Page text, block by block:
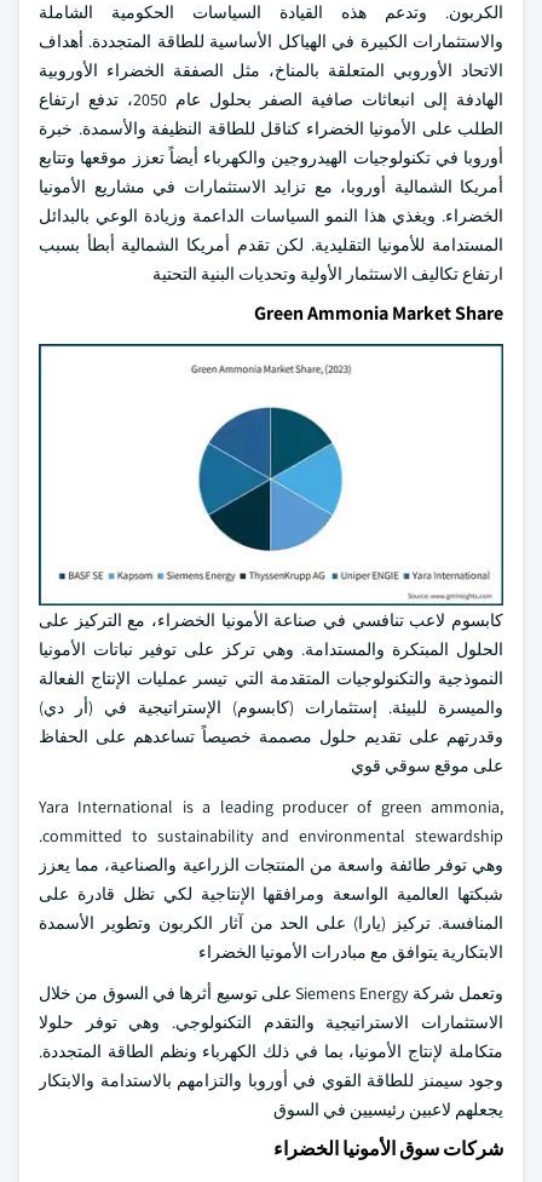
الكربون. وتدعم هذه القيادة السياسات الحكومية الشاملة
والاستثمارات الكبيرة في الهياكل الأساسية للطاقة المتجددة. أهداف
الاتحاد الأوروبي المتعلقة بالمناخ، مثل الصفقة الخضراء الأوروبية
الهادفة إلى انبعاثات صافية الصفر بحلول عام 2050، تدفع ارتفاع
الطلب على الأمونيا الخضراء كناقل للطاقة النظيفة والأسمدة. خبرة
أوروبا في تكنولوجيات الهيدروجين والكهرباء أيضاً تعزز موقعها وتتابع
أمريكا الشمالية أوروبا، مع تزايد الاستثمارات في مشاريع الأمونيا
الخضراء. ويغذي هذا النمو السياسات الداعمة وزيادة الوعي بالبدائل
المستدامة للأمونيا التقليدية. لكن تقدم أمريكا الشمالية أبطأ بسبب
ارتفاع تكاليف الاستثمار الأولية وتحديات البنية التحتية
Green Ammonia Market Share
كابسوم لاعب تنافسي في صناعة الأمونيا الخضراء، مع التركيز على
الحلول المبتكرة والمستدامة. وهي تركز على توفير نباتات الأمونيا
النموذجية والتكنولوجيات المتقدمة التي تيسر عمليات الإنتاج الفعالة
والميسرة للبيئة. إستثمارات (كابسوم) الإستراتيجية في (أر دي)
وقدرتهم على تقديم حلول مصممة خصيصاً تساعدهم على الحفاظ
على موقع سوقي قوي
Yara International is a leading producer of green ammonia,
committed to sustainability and environmental stewardship.
وهي توفر طائفة واسعة من المنتجات الزراعية والصناعية، مما يعزز
شبكتها العالمية الواسعة ومرافقها الإنتاجية لكي تظل قادرة على
المنافسة. تركيز (يارا) على الحد من آثار الكربون وتطوير الأسمدة
الابتكارية يتوافق مع مبادرات الأمونيا الخضراء
وتعمل شركة Siemens Energy على توسيع أثرها في السوق من خلال
الاستثمارات الاستراتيجية والتقدم التكنولوجي. وهي توفر حلولا
متكاملة لإنتاج الأمونيا، بما في ذلك الكهرباء ونظم الطاقة المتجددة.
وجود سيمنز للطاقة القوي في أوروبا والتزامهم بالاستدامة والابتكار
يجعلهم لاعبين رئيسيين في السوق
شركات سوق الأمونيا الخضراء